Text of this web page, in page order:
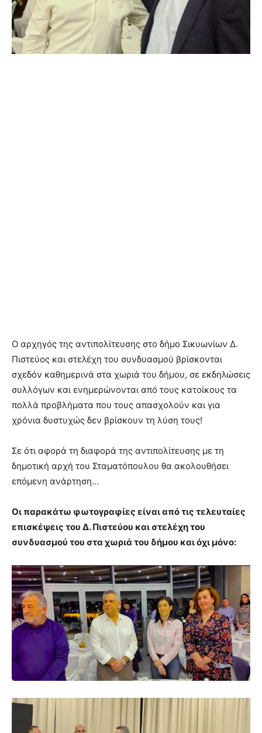
Ο αρχηγός της αντιπολίτευσης στο δήμο Σικυωνίων Δ.
Πιστεύος και στελέχη του συνδυασμού βρίσκονται
σχεδόν καθημερινά στα χωριά του δήμου, σε εκδηλώσεις
συλλόγων και ενημερώνονται από τους κατοίκους τα
πολλά προβλήματα που τους απασχολούν και για
χρόνια δυστυχώς δεν βρίσκουν τη λύση τους!
Σε ότι αφορά τη διαφορά της αντιπολίτευσης με τη
δημοτική αρχή του Σταματόπουλου θα ακολουθήσει
επόμενη ανάρτηση…
Οι παρακάτω φωτογραφίες είναι από τις τελευταίες
επισκέψεις του Δ. Πιστεύου και στελέχη του
συνδυασμού του στα χωριά του δήμου και όχι μόνο: